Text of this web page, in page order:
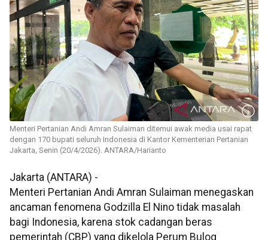
Menteri Pertanian Andi Amran Sulaiman ditemui awak media usai rapat
dengan 170 bupati seluruh Indonesia di Kantor Kementerian Pertanian
Jakarta, Senin (20/4/2026). ANTARA/Harianto
Jakarta (ANTARA) -
Menteri Pertanian Andi Amran Sulaiman menegaskan
ancaman fenomena Godzilla El Nino tidak masalah
bagi Indonesia, karena stok cadangan beras
pemerintah (CBP) yang dikelola Perum Bulog